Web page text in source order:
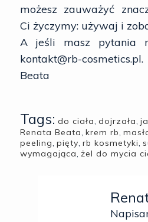
możesz zauważyć
Ci życzymy: używaj i
A jeśli masz pytania
kontakt@rb-cosmetics.pl.
Beata
Tags: do ciała, dojrzała,
Renata Beata, krem rb,
peeling, pięty, rb kosmetyki,
wymagająca, żel do mycia